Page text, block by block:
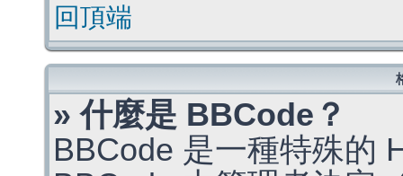
回頂端
» 什麼是 BBCode？
BBCode 是一種特殊的